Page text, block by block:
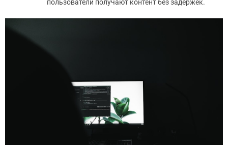
пользователи получают контент без задержек.